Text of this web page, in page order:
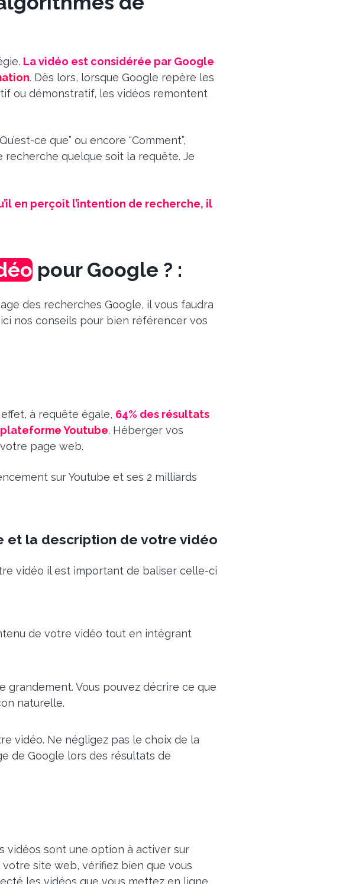
La vidéo est considérée par Google
. Dès lors, lorsque Google repère les
ou démonstratif, les vidéos remontent
ce que” ou encore “Comment”,
quelque soit la requête. Je
en perçoit l’intention de recherche, il
pour Google ? :
des recherches Google, il vous faudra
nos conseils pour bien référencer vos
à requête égale, 64% des résultats
Youtube. Héberger vos
page web.
sur Youtube et ses 2 milliards
et la description de votre vidéo
vidéo il est important de baliser celle-ci
de votre vidéo tout en intégrant
grandement. Vous pouvez décrire ce que
naturelle.
vidéo. Ne négligez pas le choix de la
de Google lors des résultats de
vidéos sont une option à activer sur
site web, vérifiez bien que vous
les vidéos que vous mettez en ligne.